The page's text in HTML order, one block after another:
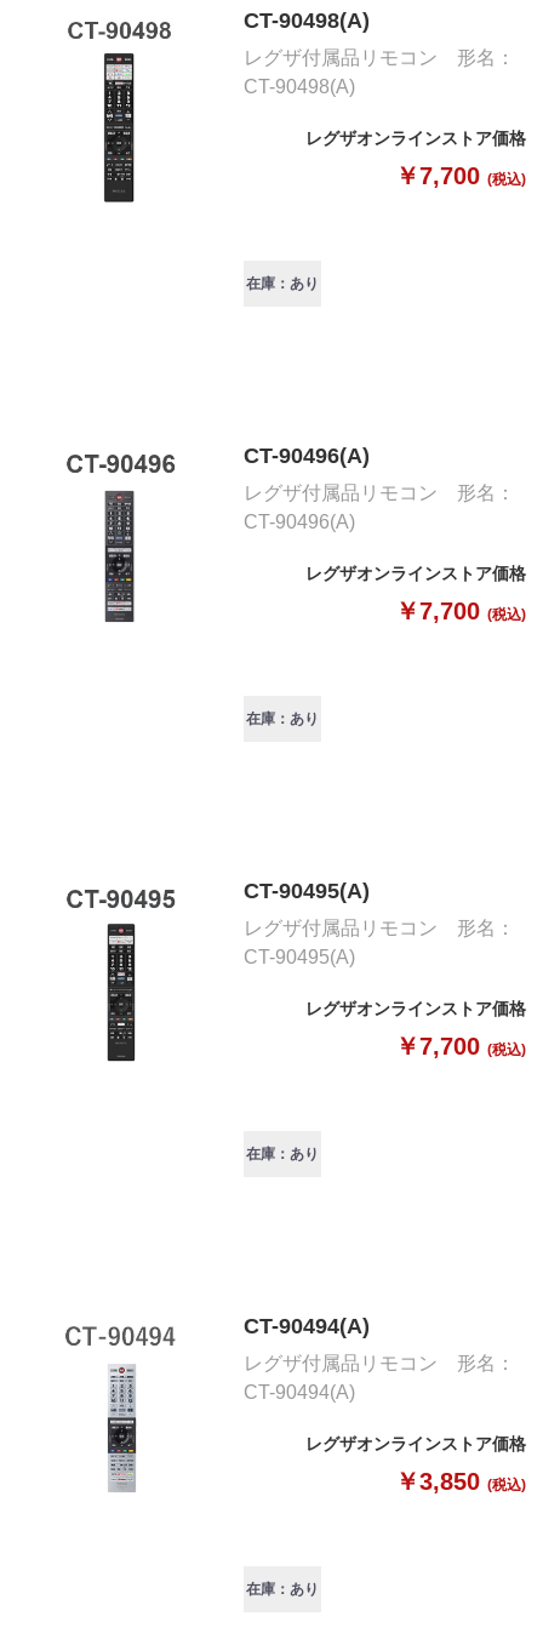
CT-90498(A)
レグザ付属品リモコン 形名：
CT-90498(A)
レグザオンラインストア価格
￥7,700 (税込)
在庫：あり
CT-90496(A)
レグザ付属品リモコン 形名：
CT-90496(A)
レグザオンラインストア価格
￥7,700 (税込)
在庫：あり
CT-90495(A)
レグザ付属品リモコン 形名：
CT-90495(A)
レグザオンラインストア価格
￥7,700 (税込)
在庫：あり
CT-90494(A)
レグザ付属品リモコン 形名：
CT-90494(A)
レグザオンラインストア価格
￥3,850 (税込)
在庫：あり